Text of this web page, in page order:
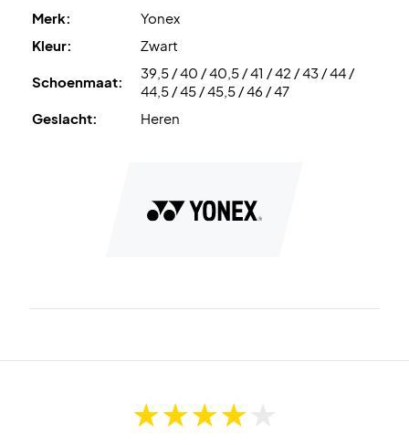
Merk:
Yonex
Kleur:
Zwart
Schoenmaat:
39,5 / 40 / 40,5 / 41 / 42 / 43 / 44 /
44,5 / 45 / 45,5 / 46 / 47
Geslacht:
Heren